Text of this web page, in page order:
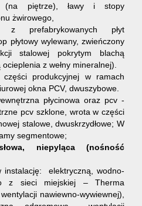
(na piętrze), ławy i stopy
żwirowego,
z prefabrykowanych płyt
płytowy wylewany, zwieńczony
stalowej pokrytym blachą
z wełny mineralnej).
produkcyjnej w ramach
okna PCV, dwuszybowe.
płycinowa oraz pcv -
pcv szklone, wrota w części
stalowe, dwuskrzydłowe; W
segmentowe;
niepyląca (nośność
instalację: elektryczną, wodno-
z sieci miejskiej – Therma
nawiewno-wywiewnej),